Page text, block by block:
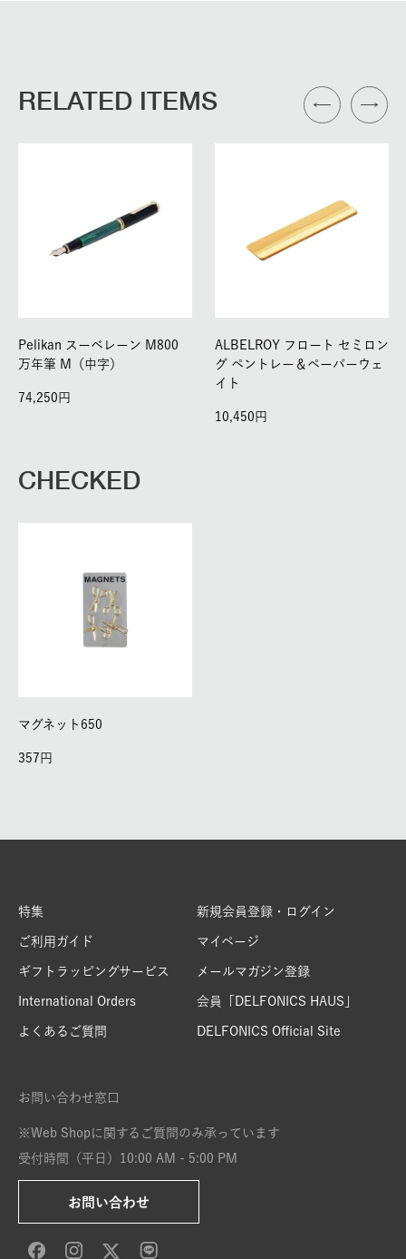
RELATED ITEMS
Pelikan スーベレーン M800
万年筆 M（中字）
74,250
ALBELROY フロート セミロン
グ ペントレー＆ペーパーウェ
イト
10,450
CHECKED
マグネット650
357
特集
ご利用ガイド
ギフトラッピングサービス
International Orders
よくあるご質問
新規会員登録・ログイン
マイページ
メールマガジン登録
会員「DELFONICS HAUS」
DELFONICS Official Site
お問い合わせ窓口
※Web Shopに関するご質問のみ承っています
受付時間（平日）10:00 AM - 5:00 PM
お問い合わせ